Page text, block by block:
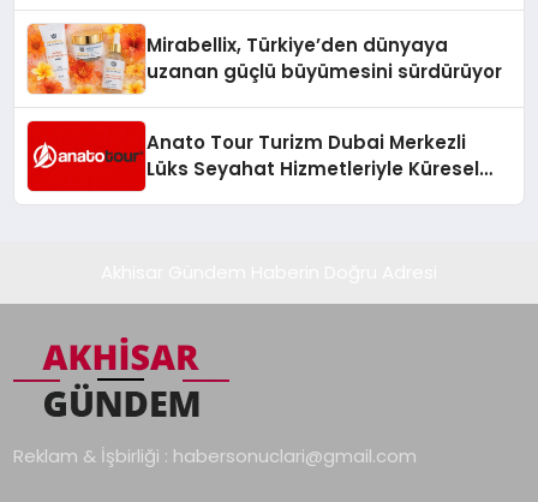
Mirabellix, Türkiye’den dünyaya
uzanan güçlü büyümesini sürdürüyor
Anato Tour Turizm Dubai Merkezli
Lüks Seyahat Hizmetleriyle Küresel
Reklam & İşbirliği : habersonuclari@gmail.com